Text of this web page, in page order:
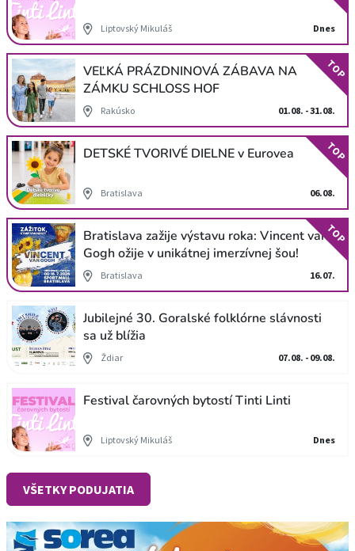
Liptovský Mikuláš Dnes
VEĽKÁ PRÁZDNINOVÁ ZÁBAVA NA
ZÁMKU SCHLOSS HOF
Rakúsko 01.08. - 31.08.
TOP
DETSKÉ TVORIVÉ DIELNE v Eurovea
Bratislava 06.08.
TOP
Bratislava zažije výstavu roka: Vincent van
Gogh ožije v unikátnej imerzívnej šou!
Bratislava 16.07.
TOP
Jubilejné 30. Goralské folklórne slávnosti
sa už blížia
Ždiar 07.08. - 09.08.
Festival čarovných bytostí Tinti Linti
Liptovský Mikuláš Dnes
VŠETKY PODUJATIA